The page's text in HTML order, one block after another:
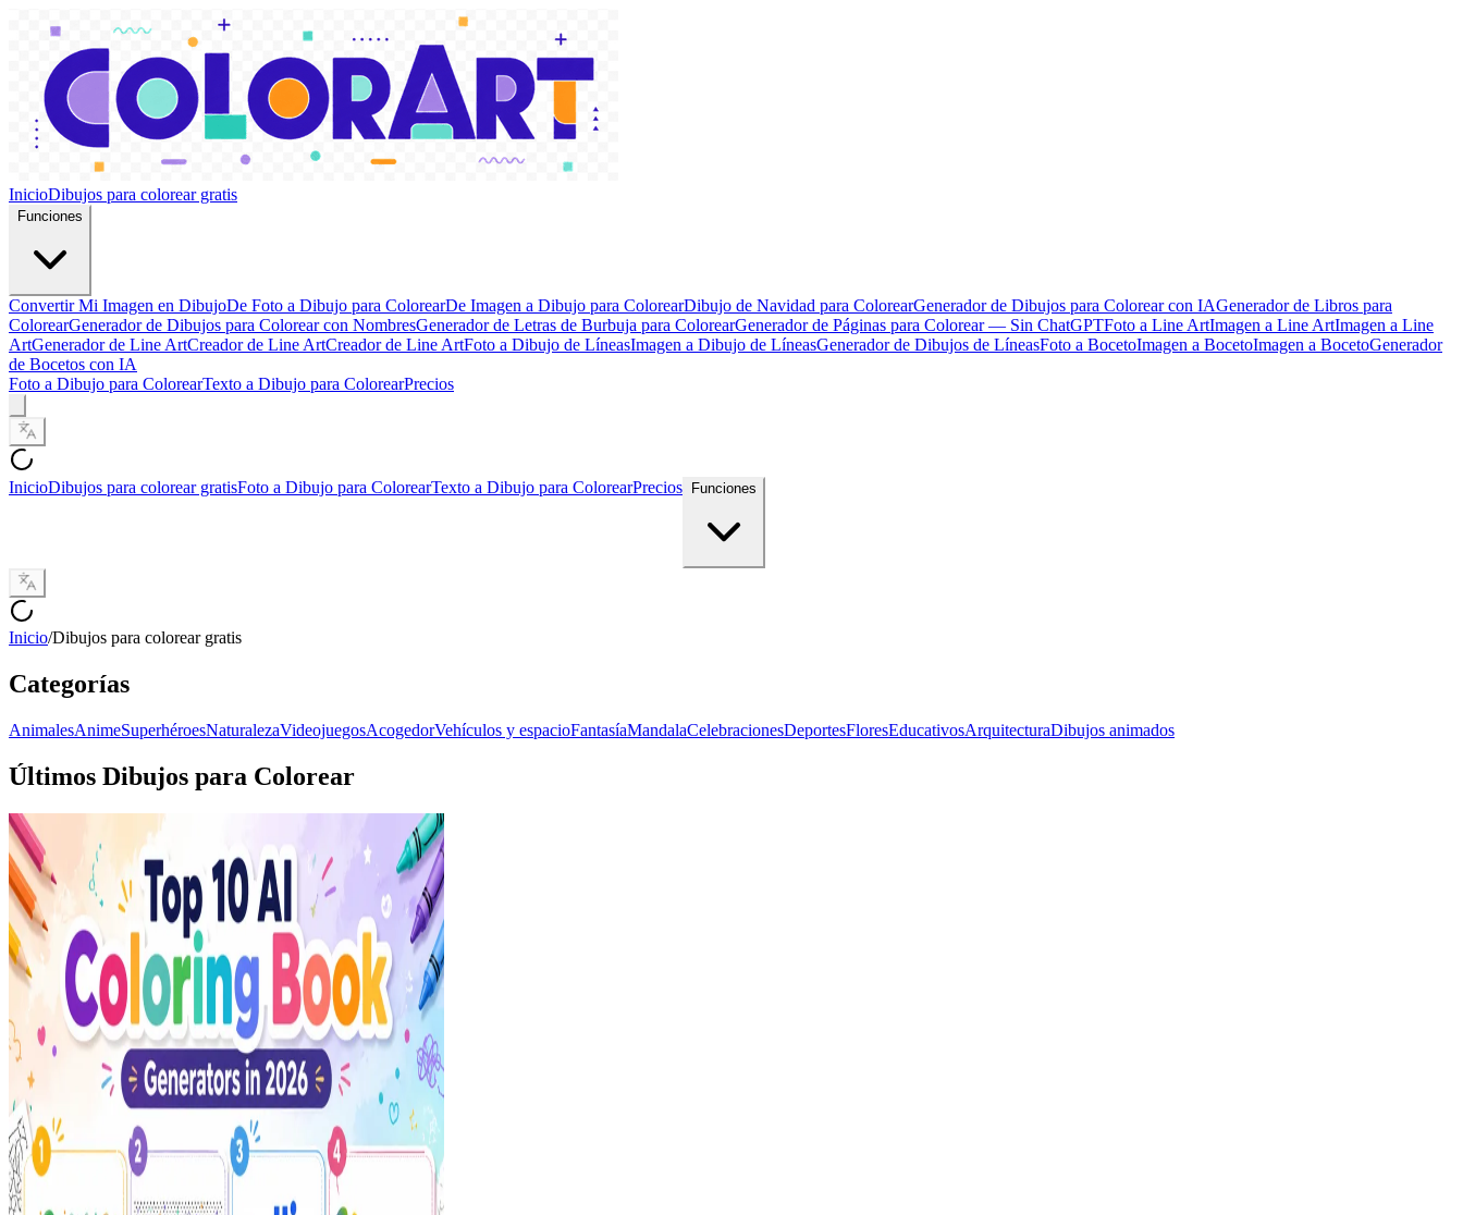
InicioDibujos para colorear gratis
Funciones
Convertir Mi Imagen en DibujoDe Foto a Dibujo para ColorearDe Imagen a Dibujo para ColorearDibujo de Navidad para ColorearGenerador de Dibujos para Colorear con IAGenerador de Libros para
ColorearGenerador de Dibujos para Colorear con NombresGenerador de Letras de Burbuja para ColorearGenerador de Páginas para Colorear — Sin ChatGPTFoto a Line ArtImagen a Line ArtImagen a Line
ArtGenerador de Line ArtCreador de Line ArtCreador de Line ArtFoto a Dibujo de LíneasImagen a Dibujo de LíneasGenerador de Dibujos de LíneasFoto a BocetoImagen a BocetoImagen a BocetoGenerador
de Bocetos con IA
Foto a Dibujo para ColorearTexto a Dibujo para ColorearPrecios
InicioDibujos para colorear gratisFoto a Dibujo para ColorearTexto a Dibujo para ColorearPrecios Funciones
Inicio/Dibujos para colorear gratis
Categorías
AnimalesAnimeSuperhéroesNaturalezaVideojuegosAcogedorVehículos y espacioFantasíaMandalaCelebracionesDeportesFloresEducativosArquitecturaDibujos animados
Últimos Dibujos para Colorear